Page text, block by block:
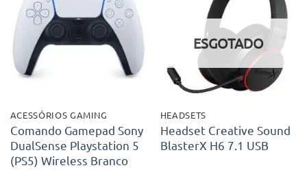
Adicionar
aos meus
desejos
ACESSÓRIOS GAMING
Comando Gamepad Sony
DualSense Playstation 5
(PS5) Wireless Branco
Adicionar
aos meus
desejos
ESGOTADO
HEADSETS
Headset Creative Sound
BlasterX H6 7.1 USB